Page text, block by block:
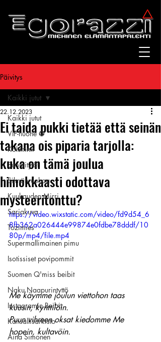
Päivitys
Kaikki jutut
VIP-huone ✪
Kolumnit
Suomitytöt
Silmänruokaa
Kuukauden Mirri
Sarjakuva
Tozimies
Supermallimainen pimu
Isotissiset povipommit
Suomen Q'miss beibit
Naku Naapurintyttö
Instagramin Beibit
Kansallisarkisto
Aina Simonen
Kaikki jutut
Ei taida pukki tietää että seinän
takana ois piparia tarjolla:
kuka on tämä joulua
himokkaasti odottava
mysteeritonttu?
22.12.2023
https://video.wixstatic.com/video/fd9d54_6
8fb362a026444e99874e0fdbe78dddf/10
80p/mp4/file.mp4
Me käymme joulun viettohon taas
kuusin, kynttilöin.
Puun vihreen oksat kiedomme Me
hopein, kultavöin.